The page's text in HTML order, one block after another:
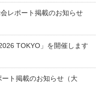
レポート掲載のお知らせ
TOKYO」を開催します
ート掲載のお知らせ（大